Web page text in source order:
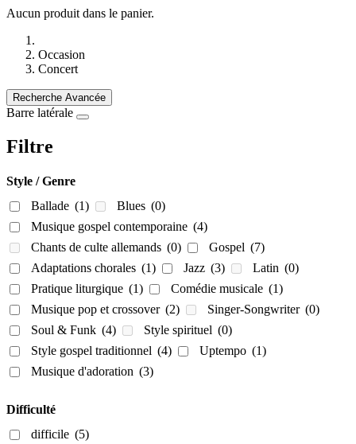
Aucun produit dans le panier.
Occasion
Concert
Recherche Avancée
Barre latérale
Filtre
Style / Genre
Ballade (1) Blues (0)
Musique gospel contemporaine (4)
Chants de culte allemands (0) Gospel (7)
Adaptations chorales (1) Jazz (3) Latin (0)
Pratique liturgique (1) Comédie musicale (1)
Musique pop et crossover (2) Singer-Songwriter (0)
Soul & Funk (4) Style spirituel (0)
Style gospel traditionnel (4) Uptempo (1)
Musique d'adoration (3)
Difficulté
difficile (5)